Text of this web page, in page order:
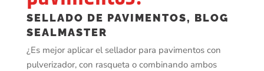
SELLADO DE PAVIMENTOS, BLOG
SEALMASTER
¿Es mejor aplicar el sellador para pavimentos con
pulverizador, con rasqueta o combinando ambos